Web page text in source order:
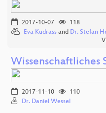
2017-10-07
118
Eva Kudrass and Dr. Stefan
Wissenschaftliches
2017-11-10
110
Dr. Daniel Wessel